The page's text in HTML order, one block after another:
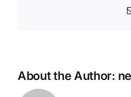
About the Author: